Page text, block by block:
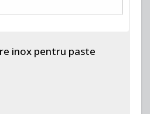
inox pentru paste